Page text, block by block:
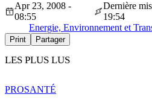
Apr 23, 2008 -
08:55
Dernière
19:54
Energie, Environnement et
Print Partager
LES PLUS LUS
PROSANTÉ